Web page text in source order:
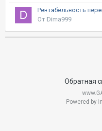
Рентабельность
От Dima999
Обратная
Powered by